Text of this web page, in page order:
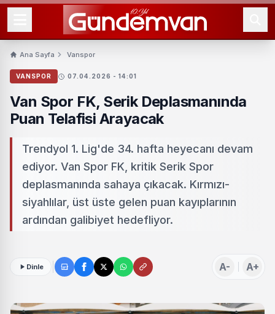
Ana Sayfa Vanspor
VANSPOR 07.04.2026 - 14:01
Van Spor FK, Serik Deplasmanında
Puan Telafisi Arayacak
Trendyol 1. Lig'de 34. hafta heyecanı devam
ediyor. Van Spor FK, kritik Serik Spor
deplasmanında sahaya çıkacak. Kırmızı-
siyahlılar, üst üste gelen puan kayıplarının
ardından galibiyet hedefliyor.
Dinle A- A+